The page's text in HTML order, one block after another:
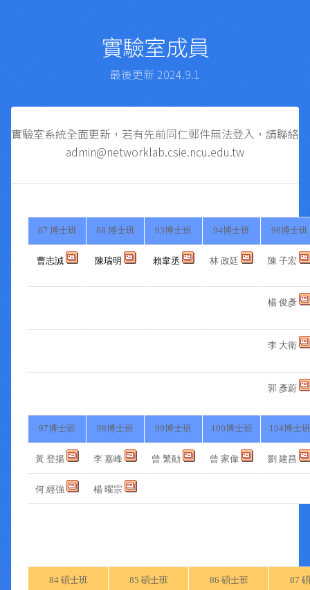
實驗室成員
最後更新 2024.9.1
實驗室系統全面更新，若有先前同仁郵件無法登入，請聯絡
admin@networklab.csie.ncu.edu.tw
87 博士班 88 博士班 93博士班 94博士班 96博士班
曹志誠 陳瑞明 賴韋丞 林 政廷 陳 子宏
楊 俊彥
李 大衛
郭 彥蔚
97博士班 98博士班 99博士班 100博士班 104博士班
黃 登揚 李 嘉峰 曾 繁勛 曾 家偉 劉 建昌
何 經強 楊 曜宗
84 碩士班 85 碩士班 86 碩士班 87